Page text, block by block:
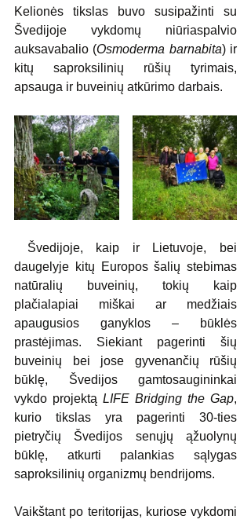
Kelionės tikslas buvo susipažinti su
Švedijoje vykdomų niūriaspalvio
auksavabalio (Osmoderma barnabita) ir
kitų saproksilinių rūšių tyrimais,
apsauga ir buveinių atkūrimo darbais.
daugelyje kitų Europos šalių stebimas
natūralių buveinių, tokių kaip
plačialapiai miškai ar medžiais
apaugusios ganyklos – būklės
prastėjimas. Siekiant pagerinti šių
buveinių bei jose gyvenančių rūšių
būklę, Švedijos gamtosaugininkai
vykdo projektą LIFE Bridging the Gap,
kurio tikslas yra pagerinti 30-ties
pietryčių Švedijos senųjų ąžuolynų
būklę, atkurti palankias sąlygas
saproksilinių organizmų bendrijoms.
Vaikštant po teritorijas, kuriose vykdomi